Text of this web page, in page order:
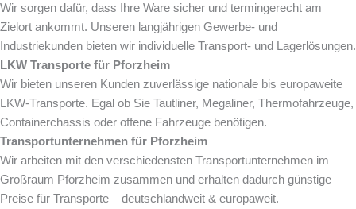
Wir sorgen dafür, dass Ihre Ware sicher und termingerecht am
Zielort ankommt. Unseren langjährigen Gewerbe- und
Industriekunden bieten wir individuelle Transport- und Lagerlösungen.
LKW Transporte für Pforzheim
Wir bieten unseren Kunden zuverlässige nationale bis europaweite
LKW-Transporte. Egal ob Sie Tautliner, Megaliner, Thermofahrzeuge,
Containerchassis oder offene Fahrzeuge benötigen.
Transportunternehmen für Pforzheim
Wir arbeiten mit den verschiedensten Transportunternehmen im
Großraum Pforzheim zusammen und erhalten dadurch günstige
Preise für Transporte – deutschlandweit & europaweit.